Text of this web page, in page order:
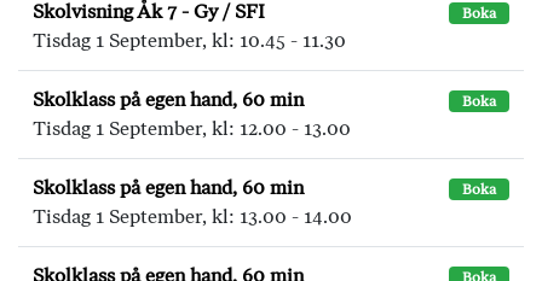
Skolvisning Åk 7 - Gy / SFI Boka
Tisdag 1 September, kl: 10.45 - 11.30
Skolklass på egen hand, 60 min Boka
Tisdag 1 September, kl: 12.00 - 13.00
Skolklass på egen hand, 60 min Boka
Tisdag 1 September, kl: 13.00 - 14.00
Skolklass på egen hand, 60 min Boka